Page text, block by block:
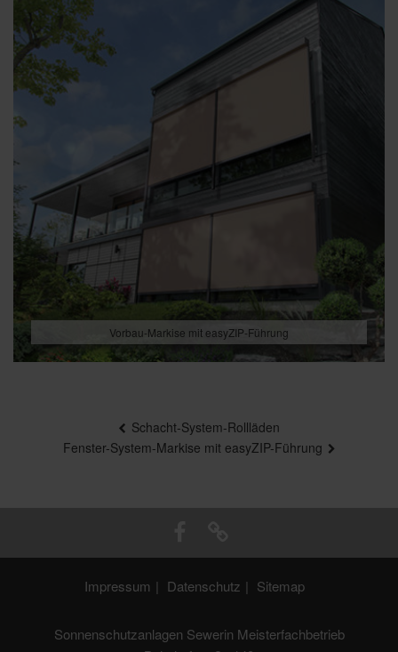
Vorbau-Markise mit easyZIP-Führung
Schacht-System-Rollläden
Fenster-System-Markise mit easyZIP-Führung
Impressum Datenschutz Sitemap
Sonnenschutzanlagen Sewerin Meisterfachbetrieb